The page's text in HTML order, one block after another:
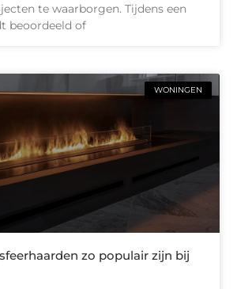
te waarborgen. Tijdens een
beoordeeld of
WONINGEN
zo populair zijn bij